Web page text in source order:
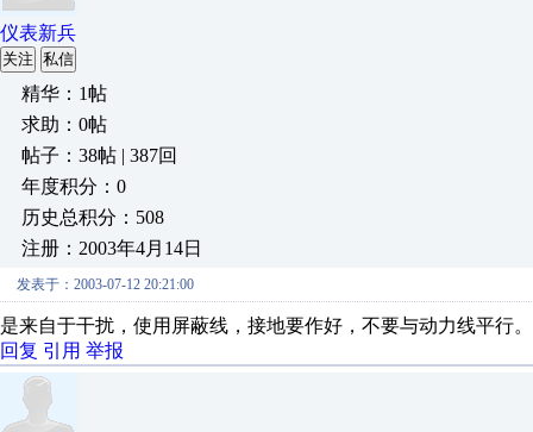
仪表新兵
关注 私信
精华：1帖
求助：0帖
帖子：38帖 | 387回
年度积分：0
历史总积分：508
注册：2003年4月14日
发表于：2003-07-12 20:21:00
是来自于干扰，使用屏蔽线，接地要作好，不要与动力线平行。
回复 引用 举报